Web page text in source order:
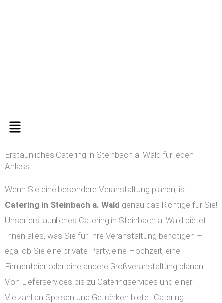
Menü
Erstaunliches Catering in Steinbach a. Wald für jeden
Anlass
Wenn Sie eine besondere Veranstaltung planen, ist
Catering in Steinbach a. Wald genau das Richtige für Sie!
Unser erstaunliches Catering in Steinbach a. Wald bietet
Ihnen alles, was Sie für Ihre Veranstaltung benötigen –
egal ob Sie eine private Party, eine Hochzeit, eine
Firmenfeier oder eine andere Großveranstaltung planen.
Von Lieferservices bis zu Cateringservices und einer
Vielzahl an Speisen und Getränken bietet Catering